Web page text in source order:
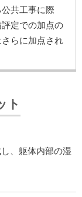
共工事に際
定での加点の
らに加点され
ト
、躯体内部の湿